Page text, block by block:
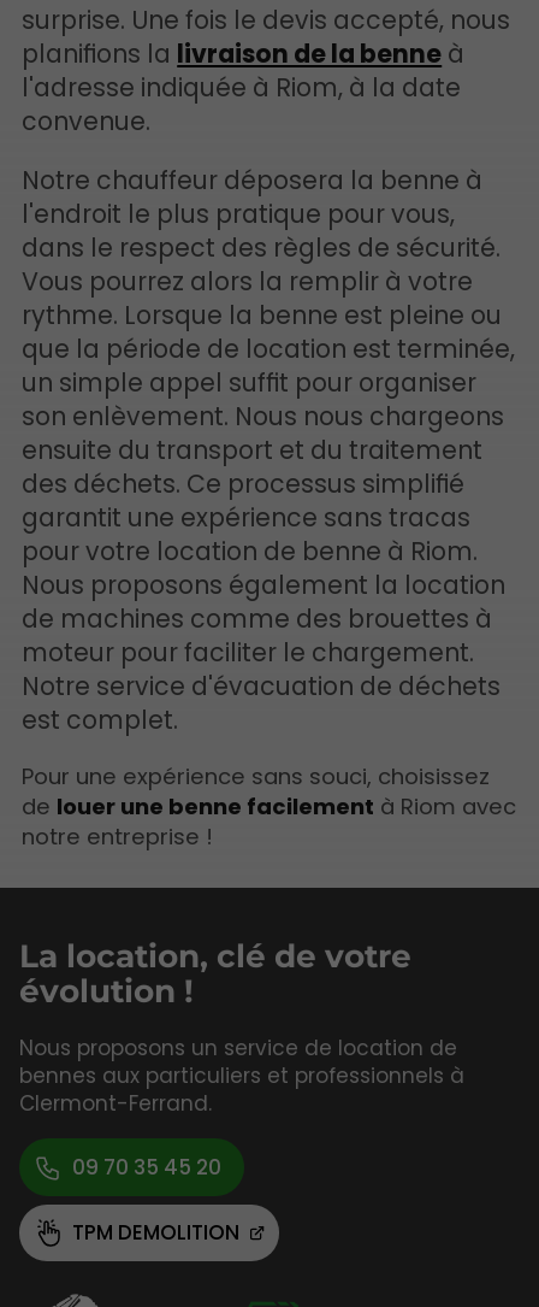
surprise. Une fois le devis accepté, nous
planifions la livraison de la benne à
l'adresse indiquée à Riom, à la date
convenue.
Notre chauffeur déposera la benne à
l'endroit le plus pratique pour vous,
dans le respect des règles de sécurité.
Vous pourrez alors la remplir à votre
rythme. Lorsque la benne est pleine ou
que la période de location est terminée,
un simple appel suffit pour organiser
son enlèvement. Nous nous chargeons
ensuite du transport et du traitement
des déchets. Ce processus simplifié
garantit une expérience sans tracas
pour votre location de benne à Riom.
Nous proposons également la location
de machines comme des brouettes à
moteur pour faciliter le chargement.
Notre service d'évacuation de déchets
est complet.
Pour une expérience sans souci, choisissez
de louer une benne facilement à Riom avec
notre entreprise !
La location, clé de votre
évolution !
Nous proposons un service de location de
bennes aux particuliers et professionnels à
Clermont-Ferrand.
09 70 35 45 20
TPM DEMOLITION